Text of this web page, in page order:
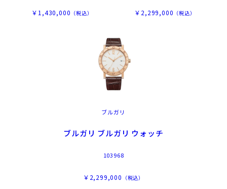
￥1,430,000 （税込） ￥2,299,000 （税込）
ブルガリ
ブルガリ ブルガリ ウォッチ
103968
￥2,299,000 （税込）